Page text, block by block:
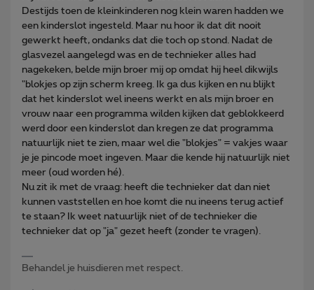
Destijds toen de kleinkinderen nog klein waren hadden we
een kinderslot ingesteld. Maar nu hoor ik dat dit nooit
gewerkt heeft, ondanks dat die toch op stond. Nadat de
glasvezel aangelegd was en de technieker alles had
nagekeken, belde mijn broer mij op omdat hij heel dikwijls
"blokjes op zijn scherm kreeg. Ik ga dus kijken en nu blijkt
dat het kinderslot wel ineens werkt en als mijn broer en
vrouw naar een programma wilden kijken dat geblokkeerd
werd door een kinderslot dan kregen ze dat programma
natuurlijk niet te zien, maar wel die "blokjes" = vakjes waar
je je pincode moet ingeven. Maar die kende hij natuurlijk niet
meer (oud worden hé).
Nu zit ik met de vraag: heeft die technieker dat dan niet
kunnen vaststellen en hoe komt die nu ineens terug actief
te staan? Ik weet natuurlijk niet of de technieker die
technieker dat op "ja" gezet heeft (zonder te vragen).
Behandel je huisdieren met respect.